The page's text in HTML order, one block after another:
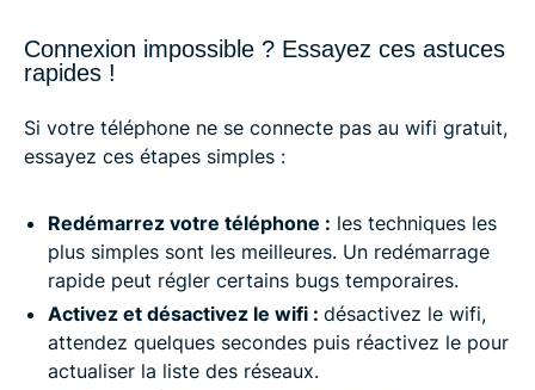
Connexion impossible ? Essayez ces astuces
rapides !
Si votre téléphone ne se connecte pas au wifi gratuit,
essayez ces étapes simples :
Redémarrez votre téléphone : les techniques les
plus simples sont les meilleures. Un redémarrage
rapide peut régler certains bugs temporaires.
Activez et désactivez le wifi : désactivez le wifi,
attendez quelques secondes puis réactivez le pour
actualiser la liste des réseaux.